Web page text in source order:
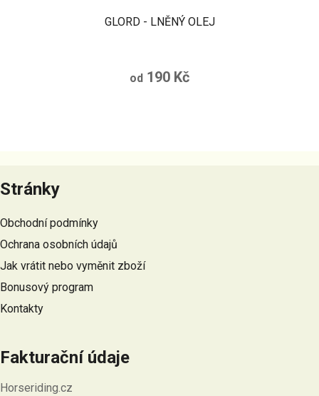
GLORD - LNĚNÝ OLEJ
od 190 Kč
á
p
a
t
í
Stránky
Obchodní podmínky
Ochrana osobních údajů
Jak vrátit nebo vyměnit zboží
Bonusový program
Kontakty
Fakturační údaje
Horseriding.cz